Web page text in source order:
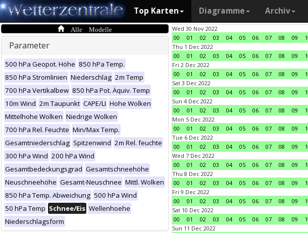
Top Karten Diagramme Archiv
Alle Modelle
Parameter
500 hPa Geopot. Höhe 850 hPa Temp.
850 hPa Stromlinien Niederschlag 2m Temp
700 hPa Vertikalbew 850 hPa Pot. Äquiv. Temp
10m Wind 2m Taupunkt CAPE/LI Hohe Wolken
Mittelhohe Wolken Niedrige Wolken
700 hPa Rel. Feuchte Min/Max Temp.
Gesamtniederschlag Spitzenwind 2m Rel. feuchte
300 hPa Wind 200 hPa Wind
Gesamtbedeckungsgrad Gesamtschneehöhe
Neuschneehöhe Gesamt-Neuschnee Mittl. Wolken
850 hPa Temp. Abweichung 500 hPa Wind
50 hPa Temp Schnee/Eis Wellenhoehe
Niederschlagsform
Wed 30 Nov 2022
00
01 02 03 04 05 06 07 08 09
Thu 1 Dec 2022
00
01 02 03 04 05 06 07 08 09
Fri 2 Dec 2022
00
01 02 03 04 05 06 07 08 09
Sat 3 Dec 2022
00
01 02 03 04 05 06 07 08 09
Sun 4 Dec 2022
00
01 02 03 04 05 06 07 08 09
Mon 5 Dec 2022
00
01 02 03 04 05 06 07 08 09
Tue 6 Dec 2022
00
01 02 03 04 05 06 07 08 09
Wed 7 Dec 2022
00
01 02 03 04 05 06 07 08 09
Thu 8 Dec 2022
00
01 02 03 04 05 06 07 08 09
Fri 9 Dec 2022
00
01 02 03 04 05 06 07 08 09
Sat 10 Dec 2022
00
01 02 03 04 05 06 07 08 09
Sun 11 Dec 2022